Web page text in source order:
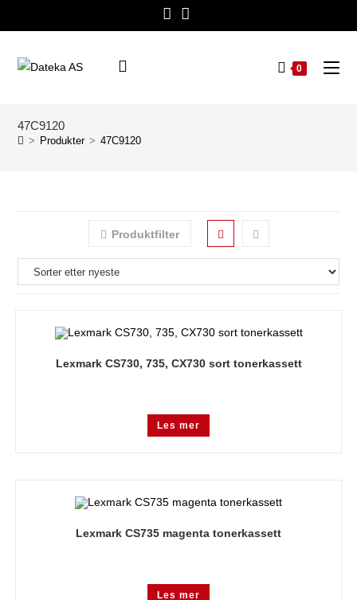
0
47C9120
> Produkter > 47C9120
Produktfilter
Lexmark CS730, 735, CX730 sort tonerkassett
Les mer
Lexmark CS735 magenta tonerkassett
Les mer